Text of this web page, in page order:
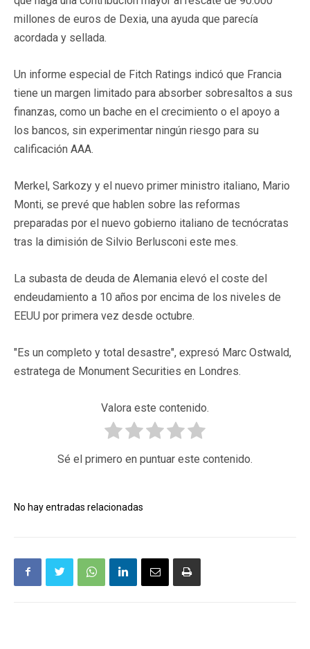
millones de euros de Dexia, una ayuda que parecía
acordada y sellada.
Un informe especial de Fitch Ratings indicó que Francia
tiene un margen limitado para absorber sobresaltos a sus
finanzas, como un bache en el crecimiento o el apoyo a
los bancos, sin experimentar ningún riesgo para su
calificación AAA.
Merkel, Sarkozy y el nuevo primer ministro italiano, Mario
Monti, se prevé que hablen sobre las reformas
preparadas por el nuevo gobierno italiano de tecnócratas
tras la dimisión de Silvio Berlusconi este mes.
La subasta de deuda de Alemania elevó el coste del
endeudamiento a 10 años por encima de los niveles de
EEUU por primera vez desde octubre.
"Es un completo y total desastre", expresó Marc Ostwald,
estratega de Monument Securities en Londres.
Valora este contenido.
Sé el primero en puntuar este contenido.
No hay entradas relacionadas